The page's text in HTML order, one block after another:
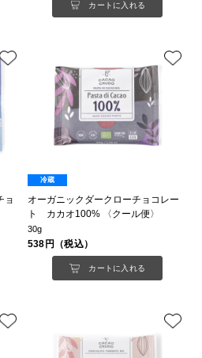
カートに入れる
ョ
冷蔵
オーガニックダークローチョコレー
ト カカオ100% 〈クール便〉
30g
538円（税込）
カートに入れる